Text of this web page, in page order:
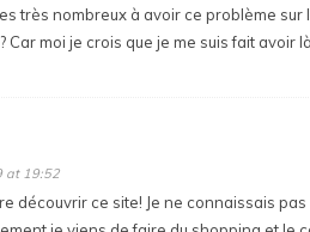
très nombreux à avoir ce problème
Car moi je crois que je me suis fait avoir là
at 19:52
découvrir ce site! Je ne connaissais